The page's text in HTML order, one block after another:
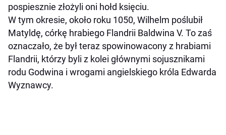
pospiesznie złożyli oni hołd księciu.
W tym okresie, około roku 1050, Wilhelm poślubił
Matyldę, córkę hrabiego Flandrii Baldwina V. To zaś
oznaczało, że był teraz spowinowacony z hrabiami
Flandrii, którzy byli z kolei głównymi sojusznikami
rodu Godwina i wrogami angielskiego króla Edwarda
Wyznawcy.